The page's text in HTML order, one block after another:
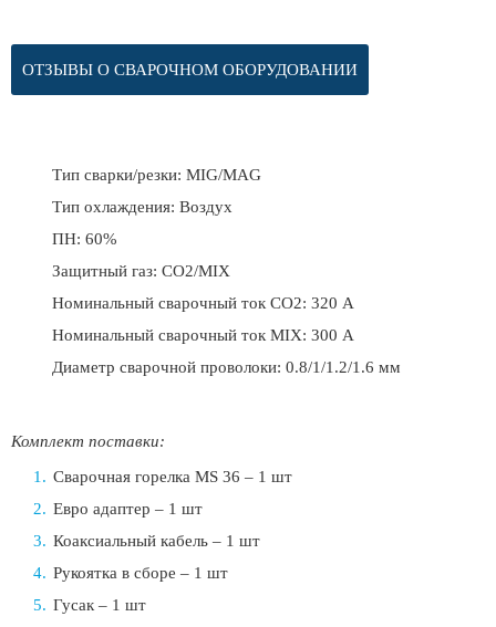
ОТЗЫВЫ О СВАРОЧНОМ ОБОРУДОВАНИИ
Тип сварки/резки: MIG/MAG
Тип охлаждения: Воздух
ПН: 60%
Защитный газ: CO2/MIX
Номинальный сварочный ток CO2: 320 А
Номинальный сварочный ток MIX: 300 А
Диаметр сварочной проволоки: 0.8/1/1.2/1.6 мм
Комплект поставки:
Сварочная горелка MS 36 – 1 шт
Евро адаптер – 1 шт
Коаксиальный кабель – 1 шт
Рукоятка в сборе – 1 шт
Гусак – 1 шт